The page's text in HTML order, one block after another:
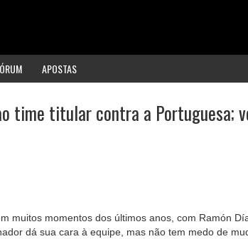
APOSTAS
time titular contra a Portuguesa;
muitos momentos dos últimos anos, com Ramón
dá sua cara à equipe, mas não tem medo de